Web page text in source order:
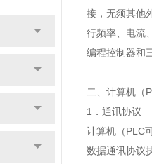
接，无须其他
行频率、电流
编程控制器和
二、计算机（
1．通讯协议
计算机（PLC
数据通讯协议